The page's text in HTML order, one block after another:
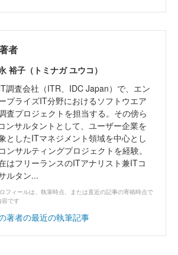
者
裕子（トミナガ ユウコ）
調査会社（ITR、IDC Japan）で、エン
プライズIT分野におけるソフトウエア
査プロジェクトを担当する。その傍ら
ンサルタントとして、ユーザー企業を
としたITマネジメント領域を中心とし
ンサルティングプロジェクトを経験。
はフリーランスのITアナリスト兼ITコ
ルタン...
フィールは、執筆時点、または直近の記事の寄稿時点で
容です
著者の最近の執筆記事